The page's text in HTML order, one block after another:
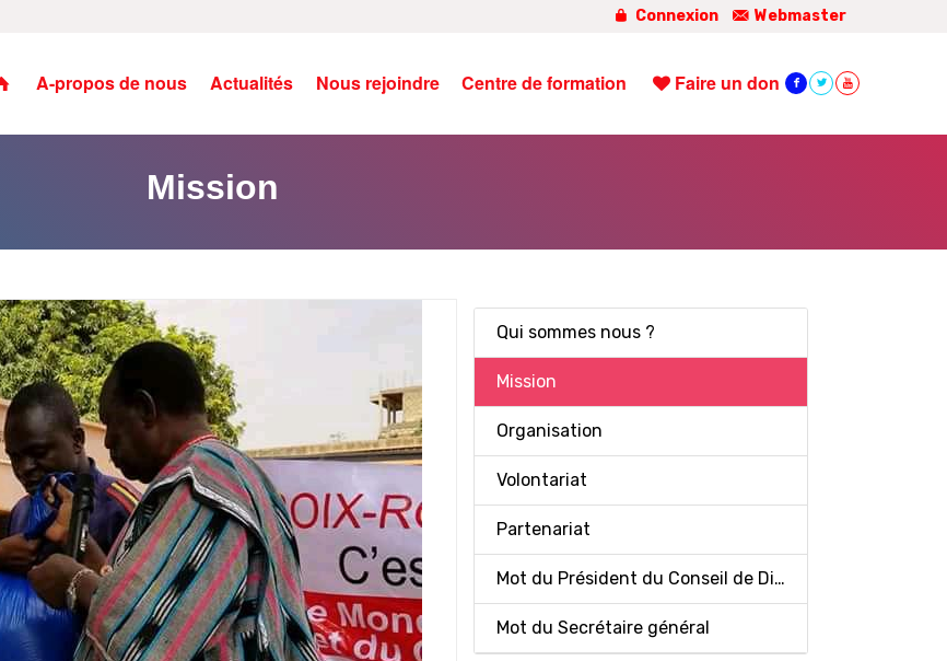
Connexion Webmaster
A-propos de nous Actualités Nous rejoindre Centre de formation Faire un don
Mission
Qui sommes nous ?
Mission
Organisation
Volontariat
Partenariat
Mot du Président du Conseil de Direction
Mot du Secrétaire général